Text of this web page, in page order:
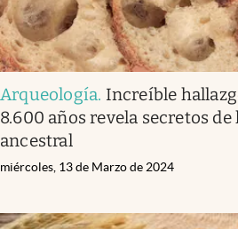
Arqueología. Increíble
8.600 años revela secretos
ancestral
miércoles, 13 de Marzo de 2024